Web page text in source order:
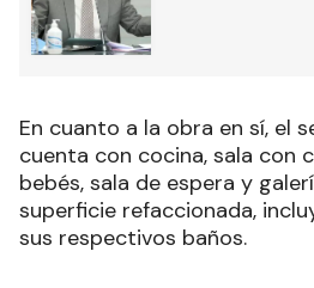
En cuanto a la obra en sí, el
cuenta con cocina, sala con
bebés, sala de espera y
superficie refaccionada,
sus respectivos baños.